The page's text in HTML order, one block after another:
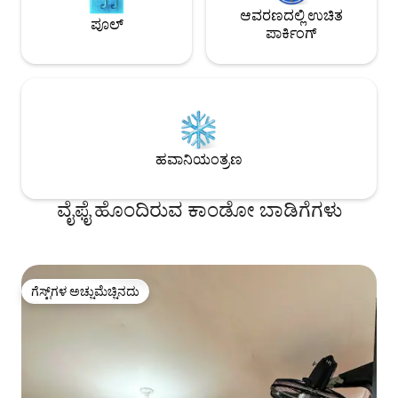
ಆಧುನಿಕ ಬಾತ್‌ರೂಮ್ ಅನ್ನು ಕಾಣುತ್ತೀರಿ. ಶವರ್‌ನಲ್ಲಿ
ಬಿಸಿ ನೀರು ಇದೆ. ರೂಮ್‌ನ ಹೊರಗೆ, ನೀವು ಲಿವಿಂಗ್
ಆರಾಮವಾಗಿ ಪರ್ವತಗಳು ಮತ್ತು ಸೂರ್ಯಾಸ್ತಗಳ
ಅಲಂಕರಿಸಲಾಗಿದೆ ಮತ್ತು ಎಲೆಕ್ಟ್ರಿಕ್ ಫೈರ್‌ಪ್ಲೇಸ್ ಮತ್ತು
ಪ್ರದೇಶದಲ್ಲಿ ನೀವು ಜಕುಝಿ, ಕ್ಯಾಟಮಾರನ್ ಜಾಲರಿ,
ಹೊರಾಂಗಣ ಊಟದ ಕೋಣೆ ಮತ್ತು ಪರ್ವತಗಳ
ಪೂಲ್
ಆವರಣದಲ್ಲಿ ಉಚಿತ
ಪಾರ್ಕಿಂಗ್
ಹವಾನಿಯಂತ್ರಣ
ವೈಫೈ ಹೊಂದಿರುವ ಕಾಂಡೋ ಬಾಡಿಗೆಗಳು
ಗೆಸ್ಟ್‌ಗಳ ಅಚ್ಚುಮೆಚ್ಚಿನದು
ಗೆಸ್ಟ್‌ಗಳ ಅಚ್ಚುಮೆಚ್ಚಿನದು